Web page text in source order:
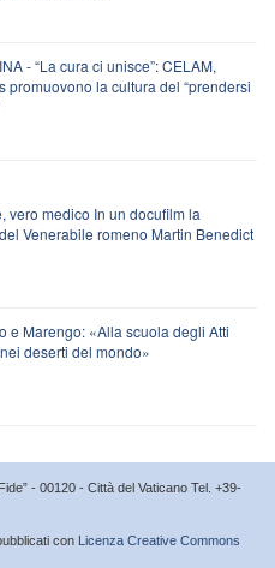
- “La cura ci unisce”: CELAM,
promuovono la cultura del “prendersi
vero medico In un docufilm la
Venerabile romeno Martin Benedict
e Marengo: «Alla scuola degli Atti
deserti del mondo»
- 00120 - Città del Vaticano Tel. +39-
con Licenza Creative Commons